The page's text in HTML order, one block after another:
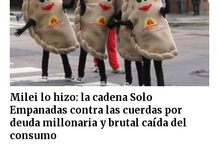
Milei lo hizo: la cadena Solo
Empanadas contra las cuerdas por
deuda millonaria y brutal caída del
consumo